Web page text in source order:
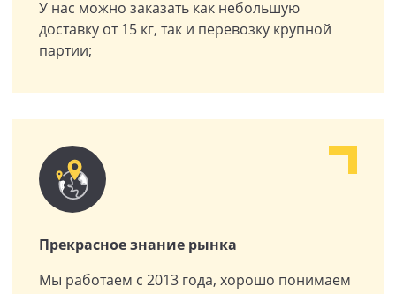
У нас можно заказать как небольшую
доставку от 15 кг, так и перевозку крупной
партии;
Прекрасное знание рынка
Мы работаем с 2013 года, хорошо понимаем